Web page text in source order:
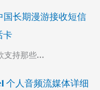
国长期漫游接收短信
卡
支持那些…
个人音频流媒体详细